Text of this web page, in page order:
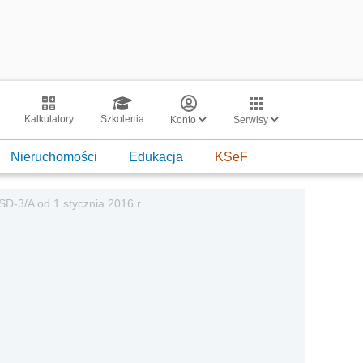
Kalkulatory Szkolenia Konto Serwisy
Nieruchomości Edukacja KSeF
3/A od 1 stycznia 2016 r.